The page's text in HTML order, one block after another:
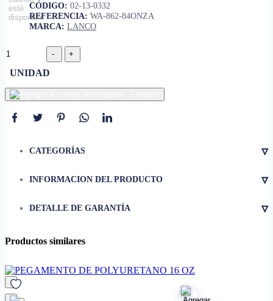
CÓDIGO: 02-13-0332
REFERENCIA: WA-862-84ONZA
MARCA: LANCO
UNIDAD
CATEGORÍAS ▿
INFORMACION DEL PRODUCTO ▿
• Excelente adhesión en
• Resistente al agua y humedad
DETALLE DE GARANTÍA ▿
Productos similares